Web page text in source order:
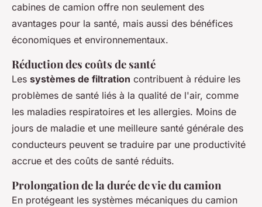
cabines de camion offre non seulement des
avantages pour la santé, mais aussi des bénéfices
économiques et environnementaux.
Réduction des coûts de santé
Les systèmes de filtration contribuent à réduire les
problèmes de santé liés à la qualité de l'air, comme
les maladies respiratoires et les allergies. Moins de
jours de maladie et une meilleure santé générale des
conducteurs peuvent se traduire par une productivité
accrue et des coûts de santé réduits.
Prolongation de la durée de vie du camion
En protégeant les systèmes mécaniques du camion